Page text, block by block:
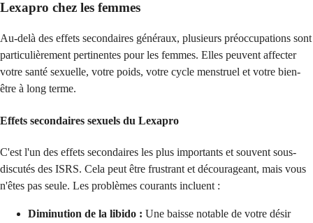
Lexapro chez les femmes
Au-delà des effets secondaires généraux, plusieurs préoccupations sont
particulièrement pertinentes pour les femmes. Elles peuvent affecter
votre santé sexuelle, votre poids, votre cycle menstruel et votre bien-
être à long terme.
Effets secondaires sexuels du Lexapro
C'est l'un des effets secondaires les plus importants et souvent sous-
discutés des ISRS. Cela peut être frustrant et décourageant, mais vous
n'êtes pas seule. Les problèmes courants incluent :
Diminution de la libido : Une baisse notable de votre désir